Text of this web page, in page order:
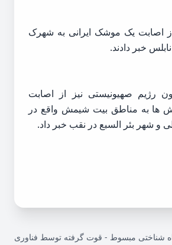
اصابت یک موشک ایرانی به شهرک
خبر دادند.
تلویزیون رژیم صهیونیستی نیز از اصابت
ها به مناطق بیت شیمش واقع در
شهر بئر السبع در نقب خبر داد.
شناختی مبسوط - قوت گرفته توسط فناوری